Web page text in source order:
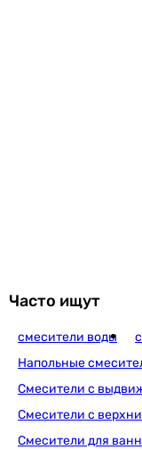
Часто ищут
смесители воды
Напольные
Смесители с
Смесители с
Смесители для